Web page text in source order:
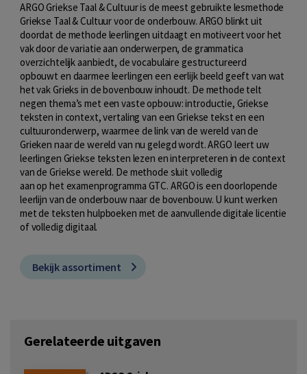
ARGO Griekse Taal & Cultuur is de meest gebruikte lesmethode
Griekse Taal & Cultuur voor de onderbouw. ARGO blinkt uit
doordat de methode leerlingen uitdaagt en motiveert voor het
vak door de variatie aan onderwerpen, de grammatica
overzichtelijk aanbiedt, de vocabulaire gestructureerd
opbouwt en daarmee leerlingen een eerlijk beeld geeft van wat
het vak Grieks in de bovenbouw inhoudt. De methode telt
negen thema’s met een vaste opbouw: introductie, Griekse
teksten in context, vertaling van een Griekse tekst en een
cultuuronderwerp, waarmee de link van de wereld van de
Grieken naar de wereld van nu gelegd wordt. ARGO leert uw
leerlingen Griekse teksten lezen en interpreteren in de context
van de Griekse wereld. De methode sluit volledig
aan op het examenprogramma GTC. ARGO is een doorlopende
leerlijn van de onderbouw naar de bovenbouw. U kunt werken
met de teksten hulpboeken met de aanvullende digitale licentie
of volledig digitaal.
Bekijk assortiment
Gerelateerde uitgaven